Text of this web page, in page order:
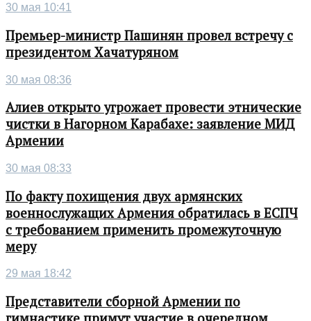
30 мая 10:41
Премьер-министр Пашинян провел встречу с
президентом Хачатуряном
30 мая 08:36
Алиев открыто угрожает провести этнические
чистки в Нагорном Карабахе: заявление МИД
Армении
30 мая 08:33
По факту похищения двух армянских
военнослужащих Армения обратилась в ЕСПЧ
с требованием применить промежуточную
меру
29 мая 18:42
Представители сборной Армении по